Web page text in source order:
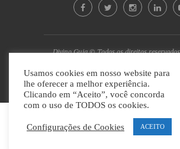
Divino Guia © Todos os direitos
VOLTAR AO TOPO
Usamos cookies em nosso website para
lhe oferecer a melhor experiência.
Clicando em “Aceito”, você concorda
com o uso de TODOS os cookies.
Configurações de Cookies ACEITO